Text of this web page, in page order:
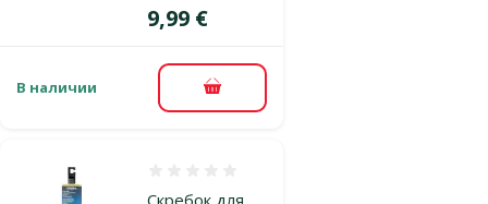
Цена
9,99 €
В наличии В корзину
Скребок для